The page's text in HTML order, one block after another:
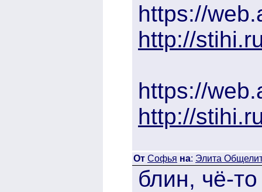
https://
http://
https://
http://
От Софья на: Элита
блин, чё-